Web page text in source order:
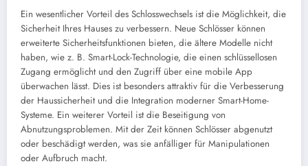
Ein wesentlicher Vorteil des Schlosswechsels ist die Möglichkeit, die
Sicherheit Ihres Hauses zu verbessern. Neue Schlösser können
erweiterte Sicherheitsfunktionen bieten, die ältere Modelle nicht
haben, wie z. B. Smart-Lock-Technologie, die einen schlüssellosen
Zugang ermöglicht und den Zugriff über eine mobile App
überwachen lässt. Dies ist besonders attraktiv für die Verbesserung
der Haussicherheit und die Integration moderner Smart-Home-
Systeme. Ein weiterer Vorteil ist die Beseitigung von
Abnutzungsproblemen. Mit der Zeit können Schlösser abgenutzt
oder beschädigt werden, was sie anfälliger für Manipulationen
oder Aufbruch macht.